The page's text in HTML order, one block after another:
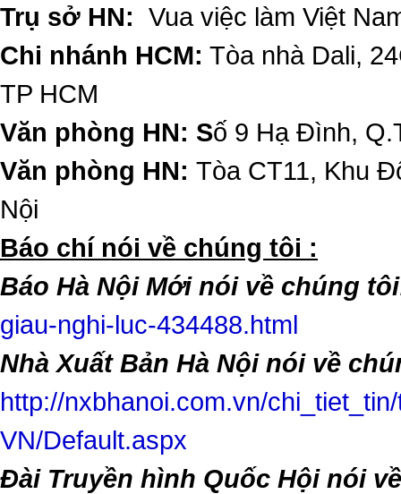
Trụ sở HN: Vua việc làm Việt
Chi nhánh HCM: Tòa nhà Dali,
TP HCM
Văn phòng HN: Số 9 Hạ Đình,
Văn phòng HN: Tòa CT11, Khu
Nội
​Báo chí nói về chúng tôi :
Báo Hà Nội Mới nói về chúng
giau-nghi-luc-434488.html
Nhà Xuất Bản Hà Nội nói về
http://nxbhanoi.com.vn/
VN/Default.aspx
Đài Truyền hình Quốc Hội nói